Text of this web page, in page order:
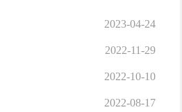
2023-04-24
2022-11-29
2022-10-10
2022-08-17